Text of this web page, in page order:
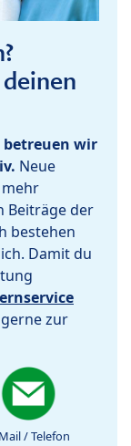
betreuen wir
Neue
Beiträge der
bestehen
Damit du
zur
/ Telefon